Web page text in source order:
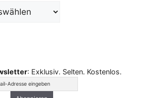
: Exklusiv. Selten. Kostenlos.